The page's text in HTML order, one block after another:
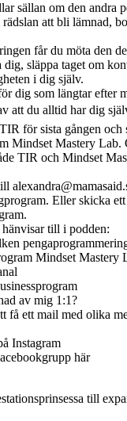
sällan om den andra
att bli lämnad,
får du möta den
dig, släppa taget om
i dig själv.
dig som längtar efter
att du alltid har dig
för sista gången och
Mindset Mastery Lab.
TIR och Mindset
Eller skicka
till i podden:
Mindset Mastery
av mig 1:1?
få ett mail med olika
Instagram
här
till